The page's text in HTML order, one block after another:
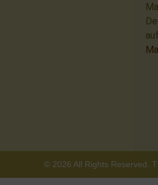
© 2026 All Rights Reserved.